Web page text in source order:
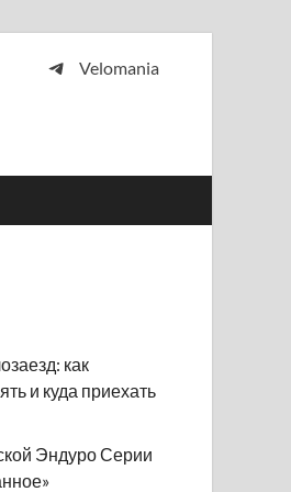
Velomania
как
и куда приехать
Эндуро Серии